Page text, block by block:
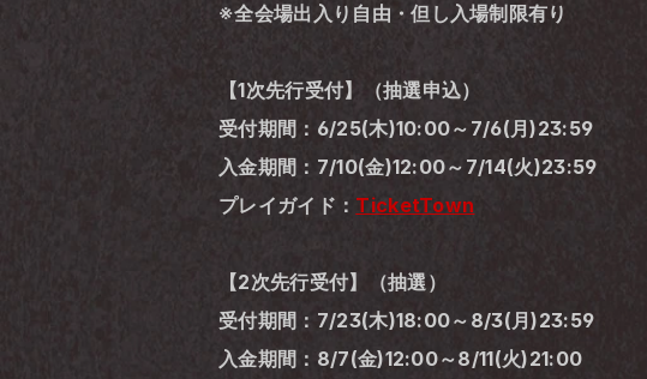
※全会場出入り自由・但し入場制限有り
【1次先行受付】（抽選申込）
受付期間：6/25(木)10:00～7/6(月)23:59
入金期間：7/10(金)12:00～7/14(火)23:59
プレイガイド： TicketTown
【2次先行受付】（抽選）
受付期間：7/23(木)18:00～8/3(月)23:59
入金期間：8/7(金)12:00～8/11(火)21:00